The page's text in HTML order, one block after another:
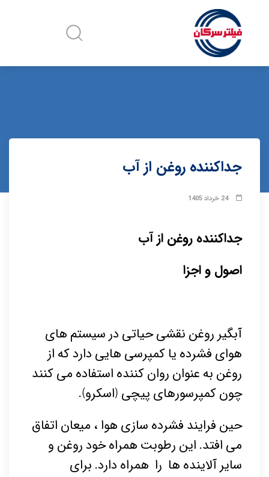
جداکننده روغن از آب
24 خرداد 1405
جداکننده روغن از آب
اصول و اجزا
آبگیر روغن نقشی حیاتی در سیستم های
هوای فشرده یا کمپرسی هایی دارد که از
روغن به عنوان روان کننده استفاده می کنند
چون کمپرسورهای پیچی (اسکرو).
حین فرایند فشرده سازی هوا ، میعان اتفاق
می افتد. این رطوبت همراه خود روغن و
سایر آلاینده ها را همراه دارد. برای